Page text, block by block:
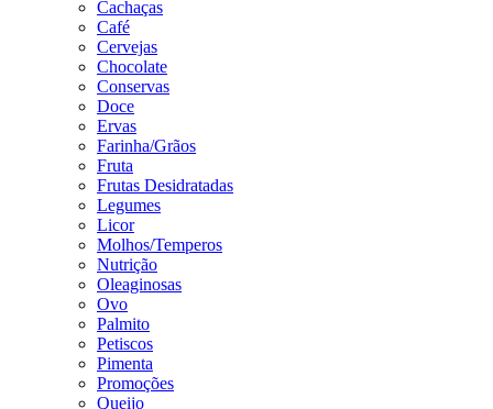
Cachaças
Café
Cervejas
Chocolate
Conservas
Doce
Ervas
Farinha/Grãos
Fruta
Frutas Desidratadas
Legumes
Licor
Molhos/Temperos
Nutrição
Oleaginosas
Ovo
Palmito
Petiscos
Pimenta
Promoções
Queijo